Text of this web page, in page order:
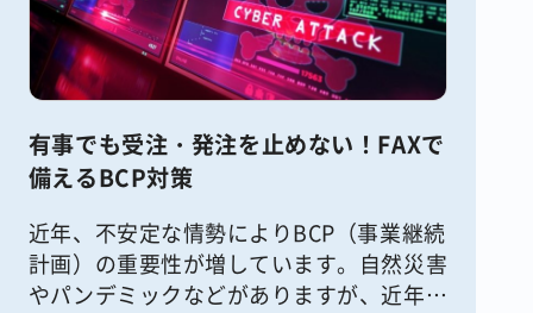
有事でも受注・発注を止めない！FAXで
備えるBCP対策
近年、不安定な情勢によりBCP（事業継続
計画）の重要性が増しています。自然災害
やパンデミックなどがありますが、近年は